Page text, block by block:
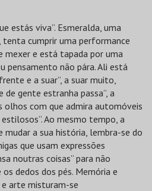
estás viva”. Esmeralda, uma
cumprir uma performance
mexer e está tapada por uma
pensamento não pára. Ali está
e a suar”, a suar muito,
de gente estranha passa”, a
olhos com que admira automóveis
estilosos”. Ao mesmo tempo, a
a sua história, lembra-se do
que usam expressões
noutras coisas” para não
dedos dos pés. Memória e
arte misturam-se